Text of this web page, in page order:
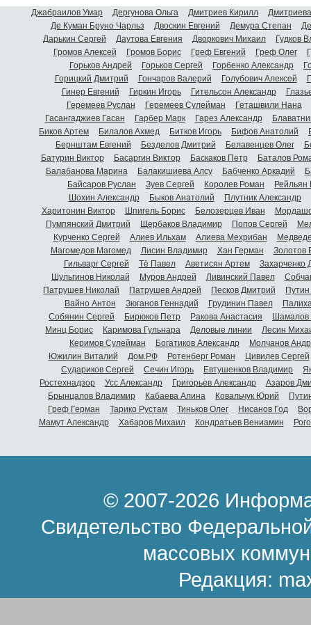
Джабраилов Умар Дергунова Ольга Дмитриев Кирилл
Де Куман Бруно Чарльз
Двоскин Евгений Демура Степан
Дарькин Сергей
Даутова Евгения Дворкович Михаил
Гудков
Громов Алексей
Громов Борис Греф Евгений Греф Олег
Горьков Андрей
Горьков Сергей Горбенко Александр
Горицкий Дмитрий
Гончаров Валерий Голубович Алексей
Гинер Евгений
Гиркин Игорь Гительсон Александр
Геремеев Руслан
Геремеев Сулейман
Геташвили Нана
Гасангаджиев Гасан
Гарбер Марк Гарез Александр
Биков Артем
Билалов Ахмед Битков Игорь Бифов Анатолий
Бернштам Евгений
Безделов Дмитрий Белавенцев Олег
Батурин Виктор
Басаргин Виктор Баскаков Петр
Баталов
Балабанова Марина
Балакишиева Алсу Бабченко Аркадий
Байсаров Руслан
Зуев Сергей Королев Роман
Шохин Александр
Быков Анатолий Плутник Александр
Харитонин Виктор
Шпигель Борис Белозерцев Иван
Пумпянский Дмитрий
Щербаков Владимир Попов Сергей
Курченко Сергей
Алиев Ильхам Алиева Мехрибан
Магомедов Магомед
Лисин Владимир Хан Герман
Золотов
Гильварг Сергей
Тё Павел Аветисян Артем
Захарченко
Шульгинов Николай
Муров Андрей Ливинский Павел
Патрушев Николай
Патрушев Андрей Песков Дмитрий
Вайно Антон
Зюганов Геннадий Грудинин Павел
Собянин Сергей
Бирюков Петр Ракова Анастасия
Шамалов
Минц Борис
Каримова Гульнара Деловые линии
Лесин
Керимов Сулейман
Богатиков Александр
Молчанов
Южилин Виталий
Дом.РФ Ротенберг Роман
Цивилев Сергей
Судариков Сергей
Сечин Игорь Евтушенков Владимир
Ростехнадзор
Усс Александр Григорьев Александр
Азаров
Брынцалов Владимир
Кабаева Алина Ковальчук Юрий
Греф Герман
Тарико Рустам Тиньков Олег Нисанов Год
Мамут Александр
Хабаров Михаил Кондратьев Вениамин
© 2007-2026
Свидетельство
массовых
Редакция: